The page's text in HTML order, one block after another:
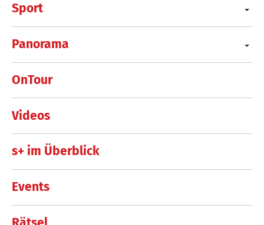
Sport
Panorama
OnTour
Videos
s+ im Überblick
Events